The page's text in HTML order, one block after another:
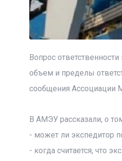
Вопрос
объем и пределы
сообщения Ассоциации
В АМЭУ рассказали, о
- может ли экспедитор
- когда считается, что